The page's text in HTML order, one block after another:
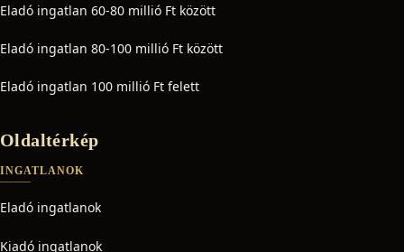
Eladó ingatlan 60-80 millió Ft között
Eladó ingatlan 80-100 millió Ft között
Eladó ingatlan 100 millió Ft felett
Oldaltérkép
INGATLANOK
Eladó ingatlanok
Kiadó ingatlanok